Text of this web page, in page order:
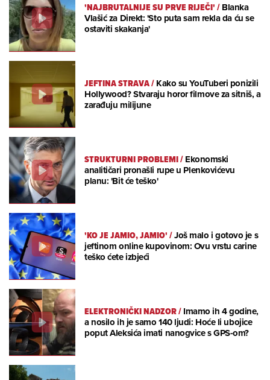
'NAJBRUTALNIJE SU PRVE RIJEČI'/Blanka
Vlašić za Direkt: 'Sto puta sam rekla da ću se
ostaviti skakanja'
JEFTINA STRAVA/Kako su YouTuberi ponizili
Hollywood? Stvaraju horor filmove za sitniš, a
zarađuju milijune
STRUKTURNI PROBLEMI/Ekonomski
analitičari pronašli rupe u Plenkovićevu
planu: 'Bit će teško'
'KO JE JAMIO, JAMIO'/Još malo i gotovo je s
jeftinom online kupovinom: Ovu vrstu carine
teško ćete izbjeći
ELEKTRONIČKI NADZOR/Imamo ih 4 godine,
a nosilo ih je samo 140 ljudi: Hoće li ubojice
poput Aleksića imati nanogvice s GPS-om?